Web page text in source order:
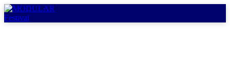
Zum
Inhalt